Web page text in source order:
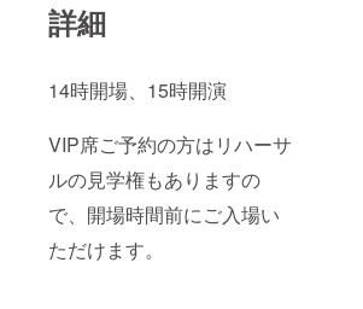
詳細
14時開場、15時開演
VIP席ご予約の方はリハーサ
ルの見学権もありますの
で、開場時間前にご入場い
ただけます。